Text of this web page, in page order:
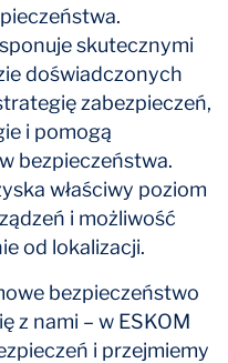
skutecznymi
doświadczonych
zabezpieczeń,
i pomogą
bezpieczeństwa.
właściwy poziom
i możliwość
od lokalizacji.
bezpieczeństwo
z nami – w ESKOM
i przejmiemy